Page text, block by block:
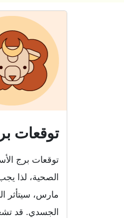
توقعات
الصحية، لذا
مارس، سيتأثر
الجسدي. قد